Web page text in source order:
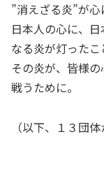
”消えざる炎”が心
日本人の心に、
なる炎が灯ったこ
その炎が、皆様
戦うために。
（以下、１３団